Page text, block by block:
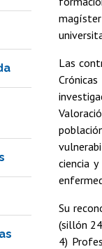
Las
ciencia
Su
(sillón
4)